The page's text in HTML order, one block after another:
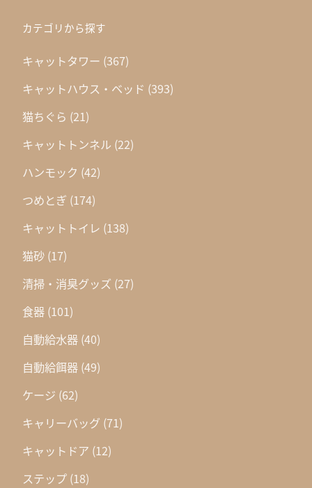
カテゴリから探す
キャットタワー (367)
キャットハウス・ベッド (393)
猫ちぐら (21)
キャットトンネル (22)
ハンモック (42)
つめとぎ (174)
キャットトイレ (138)
猫砂 (17)
清掃・消臭グッズ (27)
食器 (101)
自動給水器 (40)
自動給餌器 (49)
ケージ (62)
キャリーバッグ (71)
キャットドア (12)
ステップ (18)